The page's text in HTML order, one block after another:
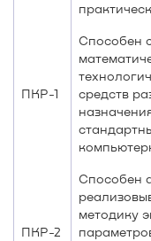
ПКР-1
Способен
средств
ПКР-2
Способен
методику